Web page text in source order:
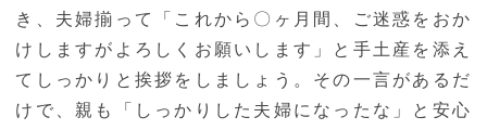
き、夫婦揃って「これから〇ヶ月間、ご迷惑をおか
けしますがよろしくお願いします」と手土産を添え
てしっかりと挨拶をしましょう。その一言があるだ
けで、親も「しっかりした夫婦になったな」と安心